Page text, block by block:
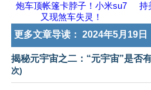
炮车顶帐篷卡脖子！小米su7
又现煞车失灵！
持
更多文章导读： 2024年5月19日
揭秘元宇宙之二：“元宇宙”是否
次)